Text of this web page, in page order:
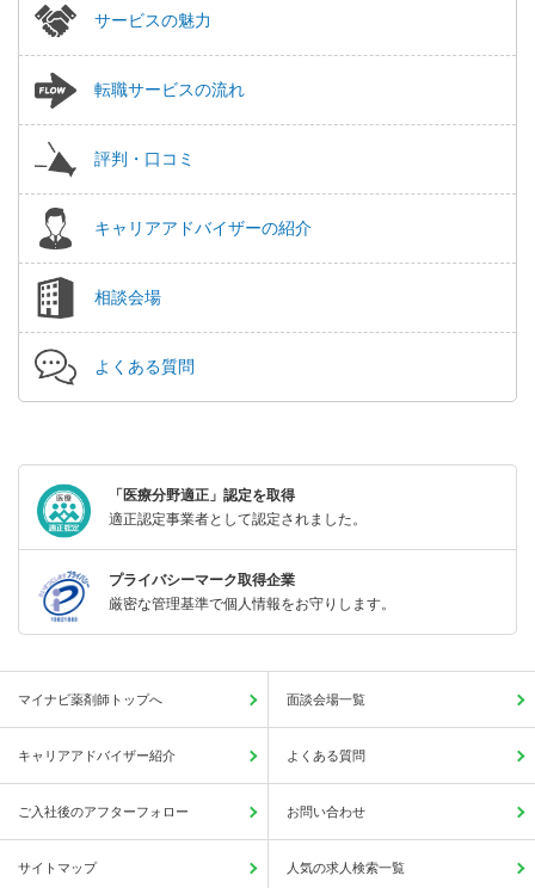
サービスの魅力
転職サービスの流れ
評判・口コミ
キャリアアドバイザーの紹介
相談会場
よくある質問
「医療分野適正」認定を取得
適正認定事業者として認定されました。
プライバシーマーク取得企業
厳密な管理基準で個人情報をお守りします。
マイナビ薬剤師トップへ 面談会場一覧
キャリアアドバイザー紹介 よくある質問
ご入社後のアフターフォロー お問い合わせ
サイトマップ 人気の求人検索一覧